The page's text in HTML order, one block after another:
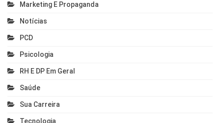
Marketing E Propaganda
Notícias
PCD
Psicologia
RH E DP Em Geral
Saúde
Sua Carreira
Tecnologia